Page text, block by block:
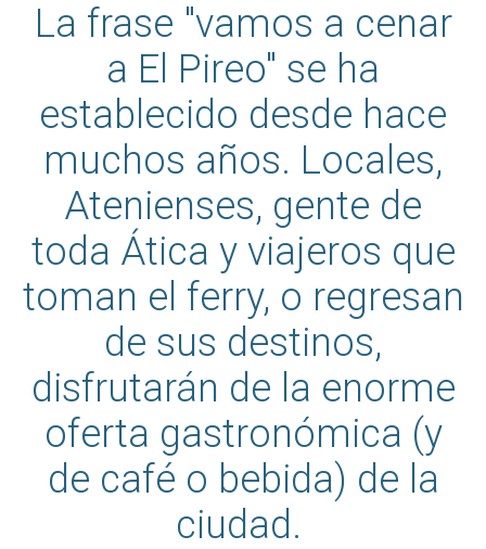
La frase "vamos a cenar
a El Pireo" se ha
establecido desde hace
muchos años. Locales,
Atenienses, gente de
toda Ática y viajeros que
toman el ferry, o regresan
de sus destinos,
disfrutarán de la enorme
oferta gastronómica (y
de café o bebida) de la
ciudad.